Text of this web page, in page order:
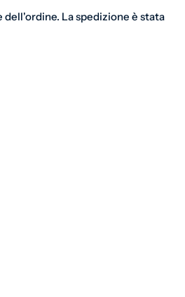
La spedizione è stata